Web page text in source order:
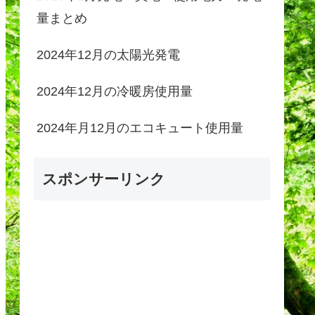
量まとめ
2024年12月の太陽光発電
2024年12月の冷暖房使用量
2024年月12月のエコキュート使用量
スポンサーリンク